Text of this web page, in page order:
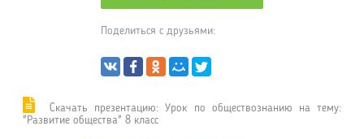
Поделиться с друзьями:
Cкачать презентацию: Урок по обществознанию на тему:
"Развитие общества" 8 класс